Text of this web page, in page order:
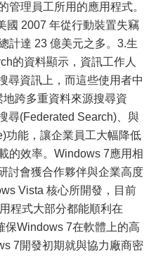
管理員工所用的應用程式。
國 2007 年從行動裝置失竊
計達 23 億美元之多。3.生
的資料顯示，資訊工作人
尋資訊上，而這些使用者中
跨多重資料來源搜尋資
尋(Federated Search)、與
功能，讓企業員工大幅降低
的效率。Windows 7應用相
討會獲合作夥伴與企業高度
Vista 核心所開發，目前
程式大部分都能順利在
保Windows 7在軟體上的高
7開發初期就與協力廠商密